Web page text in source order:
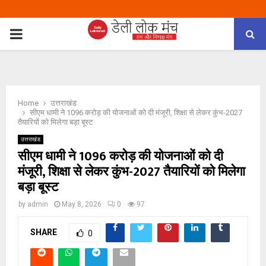
PRIMARY
Home
उत्तराखंड
सीएम धामी ने 1096 करोड़ की योजनाओं को दी मंजूरी, शिक्षा से लेकर कुंभ-2027
तैयारियों को मिलेगा बड़ा बूस्ट
उत्तराखंड
सीएम धामी ने 1096 करोड़ की योजनाओं को दी
मंजूरी, शिक्षा से लेकर कुंभ-2027 तैयारियों को मिलेगा
बड़ा बूस्ट
by admin May 8, 2026 0 97
SHARE 0